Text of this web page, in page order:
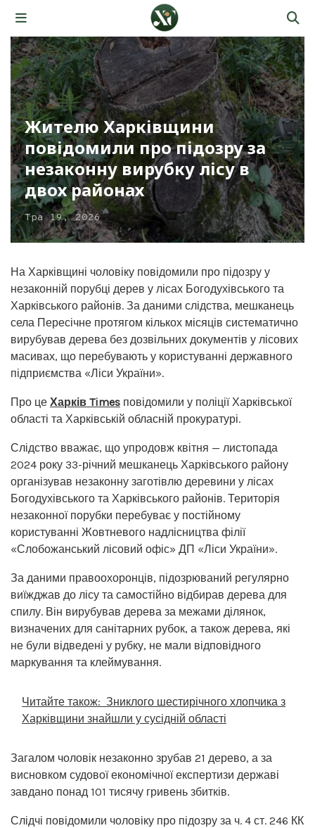
Жителю Харківщини
повідомили про підозру за
незаконну вирубку лісу в
двох районах
Тра 19, 2026
На Харківщині чоловіку повідомили про підозру у
незаконній порубці дерев у лісах Богодухівського та
Харківського районів. За даними слідства, мешканець
села Пересічне протягом кількох місяців систематично
вирубував дерева без дозвільних документів у лісових
масивах, що перебувають у користуванні державного
підприємства «Ліси України».
Про це Харків Times повідомили у поліції Харківської
області та Харківській обласній прокуратурі.
Слідство вважає, що упродовж квітня — листопада
2024 року 33-річний мешканець Харківського району
організував незаконну заготівлю деревини у лісах
Богодухівського та Харківського районів. Територія
незаконної порубки перебуває у постійному
користуванні Жовтневого надлісництва філії
«Слобожанський лісовий офіс» ДП «Ліси України».
За даними правоохоронців, підозрюваний регулярно
виїжджав до лісу та самостійно відбирав дерева для
спилу. Він вирубував дерева за межами ділянок,
визначених для санітарних рубок, а також дерева, які
не були відведені у рубку, не мали відповідного
маркування та клеймування.
Читайте також: Зниклого шестирічного хлопчика з
Харківщини знайшли у сусідній області
Загалом чоловік незаконно зрубав 21 дерево, а за
висновком судової економічної експертизи державі
завдано понад 101 тисячу гривень збитків.
Слідчі повідомили чоловіку про підозру за ч. 4 ст. 246 КК